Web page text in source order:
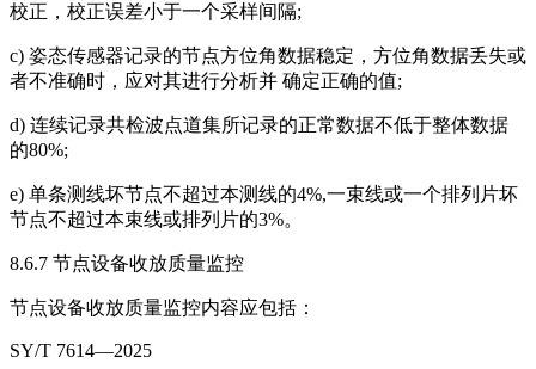
校正，校正误差小于一个采样间隔;
c) 姿态传感器记录的节点方位角数据稳定，方位角数据丢失或
者不准确时，应对其进行分析并 确定正确的值;
d) 连续记录共检波点道集所记录的正常数据不低于整体数据
的80%;
e) 单条测线坏节点不超过本测线的4%,一束线或一个排列片坏
节点不超过本束线或排列片的3%。
8.6.7 节点设备收放质量监控
节点设备收放质量监控内容应包括：
SY/T 7614—2025